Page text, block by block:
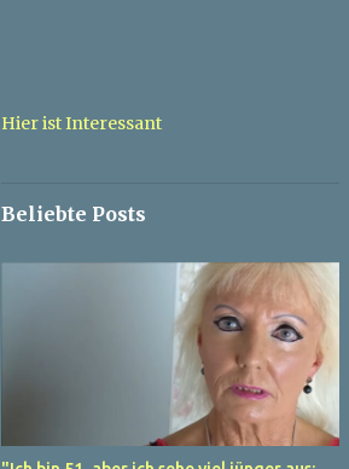
Hier ist Interessant
Beliebte Posts